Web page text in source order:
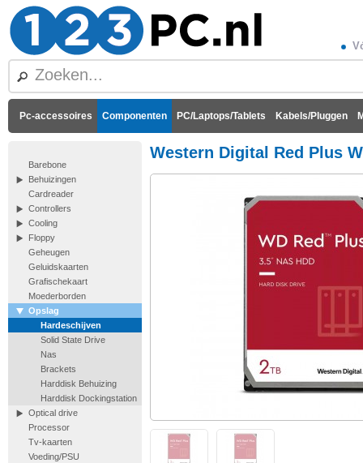
Pc-accessoires Componenten PC/Laptops/Tablets Kabels/Pluggen
Barebone
Behuizingen
Cardreader
Controllers
Cooling
Floppy
Geheugen
Geluidskaarten
Grafischekaart
Moederborden
Opslag
Hardeschijven
Solid State Drive
Nas
Brackets
Harddisk Behuizing
Harddisk Dockingstation
Optical drive
Processor
Tv-kaarten
Voeding/PSU
Western Digital Red Plus